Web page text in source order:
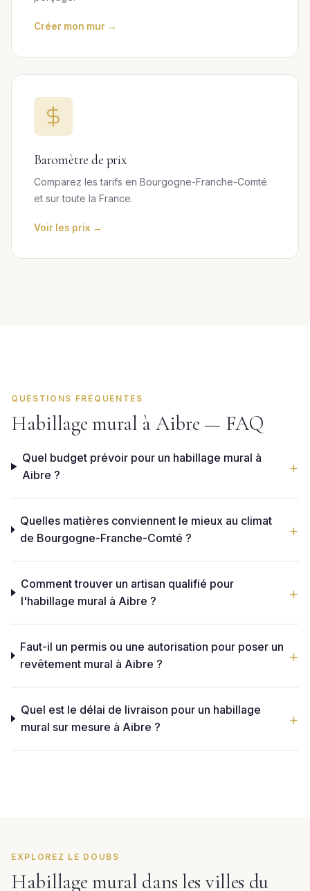
Créer mon mur →
Baromètre de prix
Comparez les tarifs en Bourgogne-Franche-Comté
et sur toute la France.
Voir les prix →
QUESTIONS FRÉQUENTES
Habillage mural à Aibre — FAQ
Quel budget prévoir pour un habillage mural à
Aibre ?
Quelles matières conviennent le mieux au climat
de Bourgogne-Franche-Comté ?
Comment trouver un artisan qualifié pour
l'habillage mural à Aibre ?
Faut-il un permis ou une autorisation pour poser un
revêtement mural à Aibre ?
Quel est le délai de livraison pour un habillage
mural sur mesure à Aibre ?
EXPLOREZ LE DOUBS
Habillage mural dans les villes du